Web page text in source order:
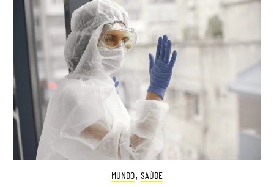
MUNDO, SAÚDE